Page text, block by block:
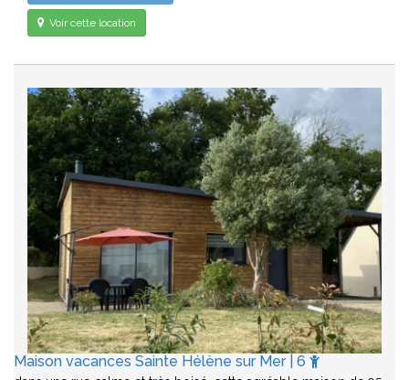
Voir cette location
Maison vacances Sainte Hélène sur Mer | 6